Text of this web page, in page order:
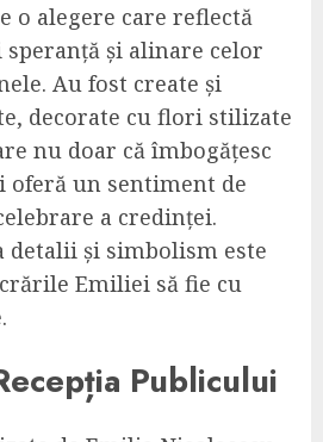
o alegere care reflectă
și alinare celor
Au fost create și
decorate cu flori stilizate
nu doar că îmbogățesc
oferă un sentiment de
a credinței.
detalii și simbolism este
Emiliei să fie cu
Publicului